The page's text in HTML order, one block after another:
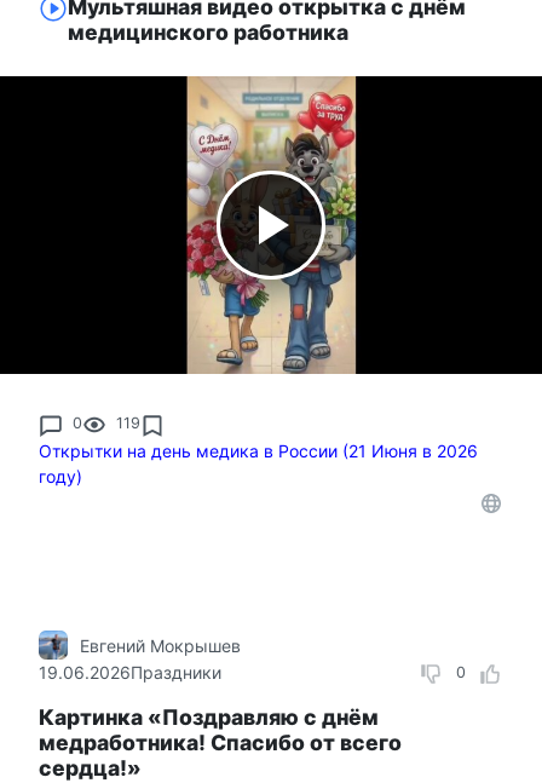
Мультяшная видео открытка с днём
медицинского работника
0 119
Открытки на день медика в России (21 Июня в 2026
году)
0
Евгений Мокрышев
19.06.2026Праздники
Картинка «Поздравляю с днём
медработника! Спасибо от всего
сердца!»